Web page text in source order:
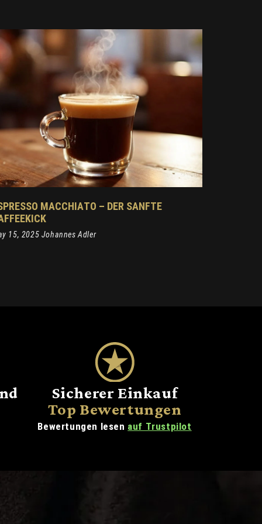
MACCHIATO – DER SANFTE
15, 2025 Johannes Adler
Sicherer Einkauf
Top Bewertungen
Bewertungen lesen auf Trustpilot